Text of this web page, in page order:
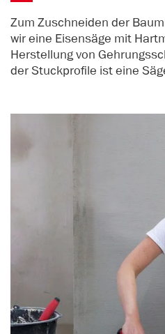
Zum Zuschneiden der
wir eine Eisensäge mit
Herstellung von
der Stuckprofile ist eine